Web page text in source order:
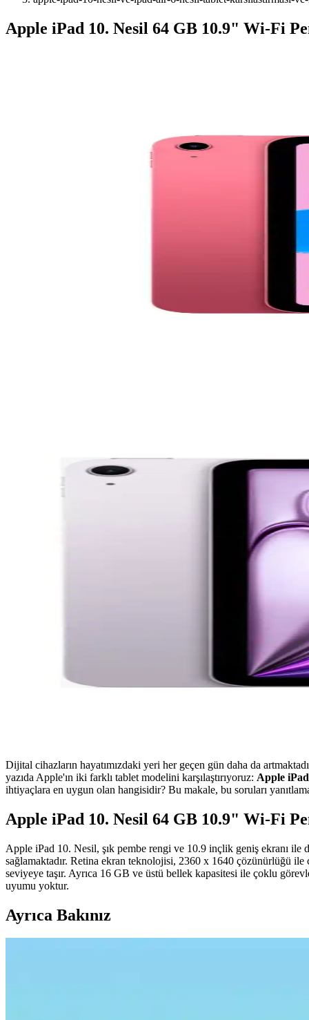
Apple iPad 10. Nesil 64 GB 10.9" Wi-Fi
Dijital cihazların hayatımızdaki yeri her geçen gün daha da
yazıda Apple'ın iki farklı tablet modelini karşılaştırıyoruz: Apple
ihtiyaçlara en uygun olan hangisidir? Bu makale, bu soruları
Apple iPad 10. Nesil 64 GB 10.9" Wi-Fi
Apple iPad 10. Nesil, şık pembe rengi ve 10.9 inçlik geniş ekranı ile
sağlamaktadır. Retina ekran teknolojisi, 2360 x 1640 çözünürlüğü
seviyeye taşır. Ayrıca 16 GB ve üstü bellek kapasitesi ile çoklu
uyumu yoktur.
Ayrıca Bakınız